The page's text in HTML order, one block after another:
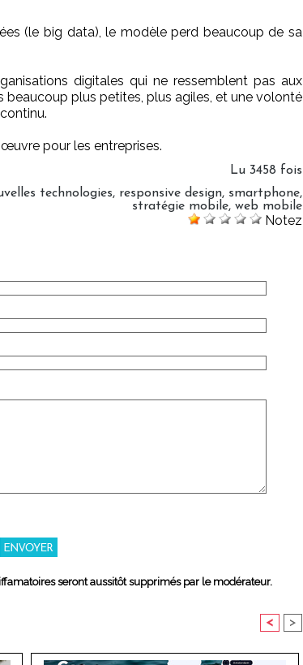
(le big data), le modèle perd beaucoup de sa
digitales qui ne ressemblent pas aux
beaucoup plus petites, plus agiles, et une volonté
pour les entreprises.
Lu 3458 fois
technologies, responsive design, smartphone,
stratégie mobile, web mobile
Notez
seront aussitôt supprimés par le modérateur.
< >